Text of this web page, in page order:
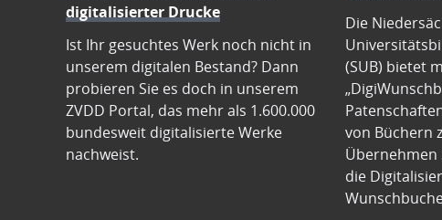
digitalisierter Drucke
Ist Ihr gesuchtes Werk noch nicht in
unserem digitalen Bestand? Dann
probieren Sie es doch in unserem
ZVDD Portal, das mehr als 1.600.000
bundesweit digitalisierte Werke
nachweist.
Die
(SUB) bietet
von Büchern
Übernehmen
die